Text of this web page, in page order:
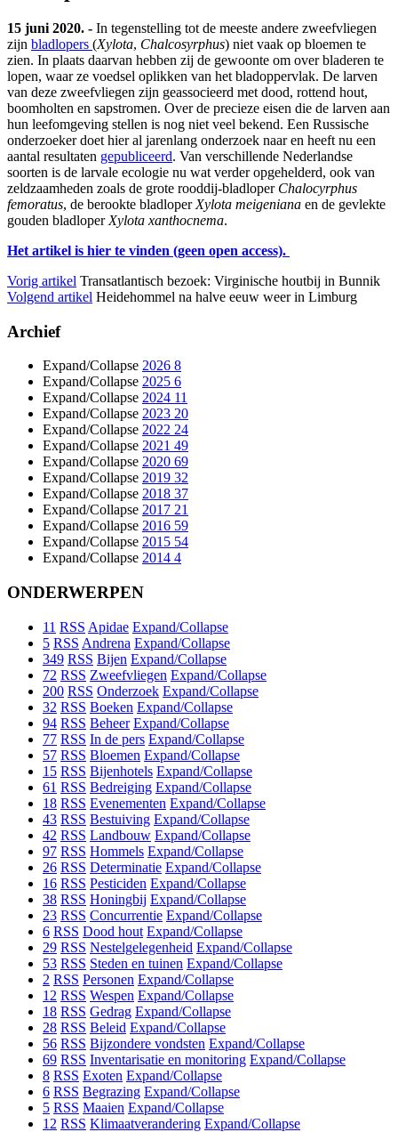
15 juni 2020. - In tegenstelling tot de meeste andere zweefvliegen
zijn bladlopers (Xylota, Chalcosyrphus) niet vaak op bloemen te
zien. In plaats daarvan hebben zij de gewoonte om over bladeren te
lopen, waar ze voedsel oplikken van het bladoppervlak. De larven
van deze zweefvliegen zijn geassocieerd met dood, rottend hout,
boomholten en sapstromen. Over de precieze eisen die de larven aan
hun leefomgeving stellen is nog niet veel bekend. Een Russische
onderzoeker doet hier al jarenlang onderzoek naar en heeft nu een
aantal resultaten gepubliceerd. Van verschillende Nederlandse
soorten is de larvale ecologie nu wat verder opgehelderd, ook van
zeldzaamheden zoals de grote rooddij-bladloper Chalocyrphus
femoratus, de berookte bladloper Xylota meigeniana en de gevlekte
gouden bladloper Xylota xanthocnema.
Het artikel is hier te vinden (geen open access).
Vorig artikel Transatlantisch bezoek: Virginische houtbij in Bunnik
Volgend artikel Heidehommel na halve eeuw weer in Limburg
Archief
Expand/Collapse 2026 8
Expand/Collapse 2025 6
Expand/Collapse 2024 11
Expand/Collapse 2023 20
Expand/Collapse 2022 24
Expand/Collapse 2021 49
Expand/Collapse 2020 69
Expand/Collapse 2019 32
Expand/Collapse 2018 37
Expand/Collapse 2017 21
Expand/Collapse 2016 59
Expand/Collapse 2015 54
Expand/Collapse 2014 4
ONDERWERPEN
11 RSS Apidae Expand/Collapse
5 RSS Andrena Expand/Collapse
349 RSS Bijen Expand/Collapse
72 RSS Zweefvliegen Expand/Collapse
200 RSS Onderzoek Expand/Collapse
32 RSS Boeken Expand/Collapse
94 RSS Beheer Expand/Collapse
77 RSS In de pers Expand/Collapse
57 RSS Bloemen Expand/Collapse
15 RSS Bijenhotels Expand/Collapse
61 RSS Bedreiging Expand/Collapse
18 RSS Evenementen Expand/Collapse
43 RSS Bestuiving Expand/Collapse
42 RSS Landbouw Expand/Collapse
97 RSS Hommels Expand/Collapse
26 RSS Determinatie Expand/Collapse
16 RSS Pesticiden Expand/Collapse
38 RSS Honingbij Expand/Collapse
23 RSS Concurrentie Expand/Collapse
6 RSS Dood hout Expand/Collapse
29 RSS Nestelgelegenheid Expand/Collapse
53 RSS Steden en tuinen Expand/Collapse
2 RSS Personen Expand/Collapse
12 RSS Wespen Expand/Collapse
18 RSS Gedrag Expand/Collapse
28 RSS Beleid Expand/Collapse
56 RSS Bijzondere vondsten Expand/Collapse
69 RSS Inventarisatie en monitoring Expand/Collapse
8 RSS Exoten Expand/Collapse
6 RSS Begrazing Expand/Collapse
5 RSS Maaien Expand/Collapse
12 RSS Klimaatverandering Expand/Collapse